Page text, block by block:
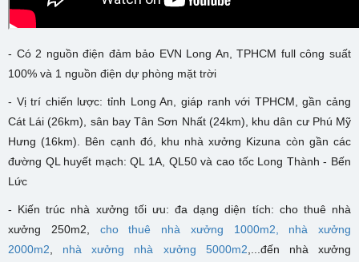
- Có 2 nguồn điện đảm bảo EVN Long An, TPHCM full công suất
100% và 1 nguồn điện dự phòng mặt trời
- Vị trí chiến lược: tỉnh Long An, giáp ranh với TPHCM, gần cảng
Cát Lái (26km), sân bay Tân Sơn Nhất (24km), khu dân cư Phú Mỹ
Hưng (16km). Bên cạnh đó, khu nhà xưởng Kizuna còn gần các
đường QL huyết mạch: QL 1A, QL50 và cao tốc Long Thành - Bến
Lức
- Kiến trúc nhà xưởng tối ưu: đa dạng diện tích: cho thuê nhà
xưởng 250m2, cho thuê nhà xưởng 1000m2,
nhà xưởng
2000m2
nhà xưởng nhà xưởng 5000m2 ,...đến nhà xưởng